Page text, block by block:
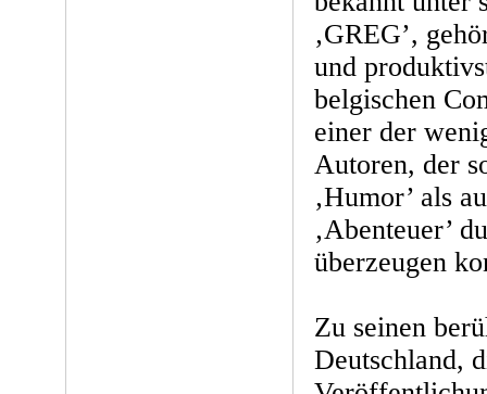
‚GREG’,
und
belgischen
einer der
Autoren, der
‚Humor’ als
‚Abenteuer’
überzeugen
Zu seinen
Deutschland,